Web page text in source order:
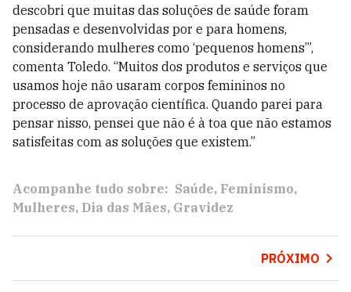
descobri que muitas das soluções de saúde foram
pensadas e desenvolvidas por e para homens,
considerando mulheres como ‘pequenos homens’”,
comenta Toledo. “Muitos dos produtos e serviços que
usamos hoje não usaram corpos femininos no
processo de aprovação científica. Quando parei para
pensar nisso, pensei que não é à toa que não estamos
satisfeitas com as soluções que existem.”
Acompanhe tudo sobre: Saúde Feminismo
Mulheres Dia das Mães Gravidez
PRÓXIMO